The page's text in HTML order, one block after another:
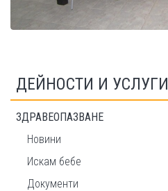
ДЕЙНОСТИ И УСЛУГИ
ЗДРАВЕОПАЗВАНЕ
Новини
Искам бебе
Документи